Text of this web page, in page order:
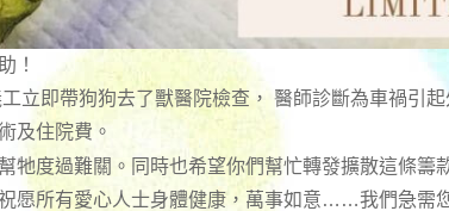
！
立即帶狗狗去了獸醫院檢查， 醫師診斷為車禍引
及住院費。
牠度過難關。同時也希望你們幫忙轉發擴散這條籌
愿所有愛心人士身體健康，萬事如意……我們急需